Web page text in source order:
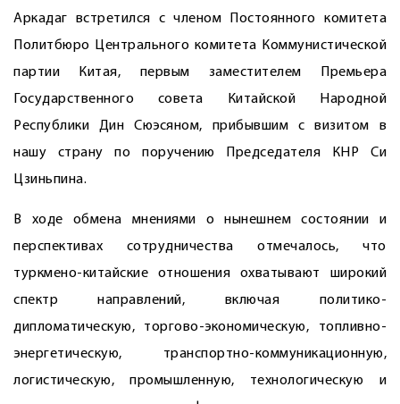
Аркадаг встретился с членом Постоянного комитета
Политбюро Центрального комитета Коммунистической
партии Китая, первым заместителем Премьера
Государственного совета Китайской Народной
Республики Дин Сюэсяном, прибывшим с визитом в
нашу страну по поручению Председателя КНР Си
Цзиньпина.
В ходе обмена мнениями о нынешнем состоянии и
перспективах сотрудничества отмечалось, что
туркмено-китайские отношения охватывают широкий
спектр направлений, включая политико-
дипломатическую, торгово-экономическую, топливно-
энергетическую, транспортно-коммуникационную,
логистическую, промышленную, технологическую и